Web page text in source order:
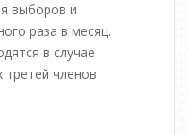
выборов и
раза в месяц.
в случае
третей членов